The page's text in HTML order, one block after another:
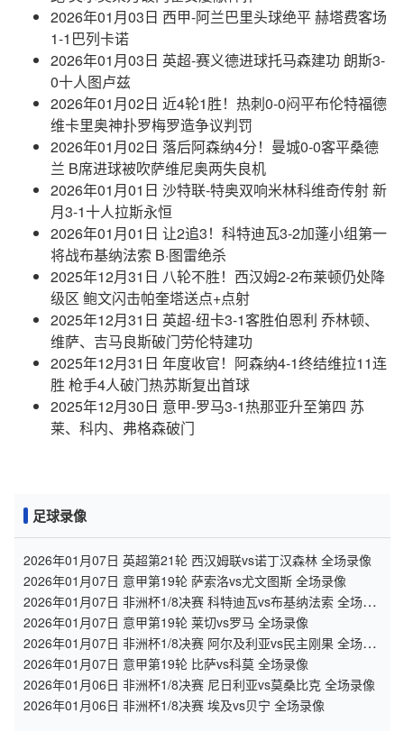
2026年01月03日 西甲-阿兰巴里头球绝平 赫塔费客场
1-1巴列卡诺
2026年01月03日 英超-赛义德进球托马森建功 朗斯3-
0十人图卢兹
2026年01月02日 近4轮1胜！热刺0-0闷平布伦特福德
维卡里奥神扑罗梅罗造争议判罚
2026年01月02日 落后阿森纳4分！曼城0-0客平桑德
兰 B席进球被吹萨维尼奥两失良机
2026年01月01日 沙特联-特奥双响米林科维奇传射 新
月3-1十人拉斯永恒
2026年01月01日 让2追3！科特迪瓦3-2加蓬小组第一
将战布基纳法索 B·图雷绝杀
2025年12月31日 八轮不胜！西汉姆2-2布莱顿仍处降
级区 鲍文闪击帕奎塔送点+点射
2025年12月31日 英超-纽卡3-1客胜伯恩利 乔林顿、
维萨、吉马良斯破门劳伦特建功
2025年12月31日 年度收官！阿森纳4-1终结维拉11连
胜 枪手4人破门热苏斯复出首球
2025年12月30日 意甲-罗马3-1热那亚升至第四 苏
莱、科内、弗格森破门
足球录像
2026年01月07日 英超第21轮 西汉姆联vs诺丁汉森林 全场录像
2026年01月07日 意甲第19轮 萨索洛vs尤文图斯 全场录像
2026年01月07日 非洲杯1/8决赛 科特迪瓦vs布基纳法索 全场录
像
2026年01月07日 意甲第19轮 莱切vs罗马 全场录像
2026年01月07日 非洲杯1/8决赛 阿尔及利亚vs民主刚果 全场录
像
2026年01月07日 意甲第19轮 比萨vs科莫 全场录像
2026年01月06日 非洲杯1/8决赛 尼日利亚vs莫桑比克 全场录像
2026年01月06日 非洲杯1/8决赛 埃及vs贝宁 全场录像